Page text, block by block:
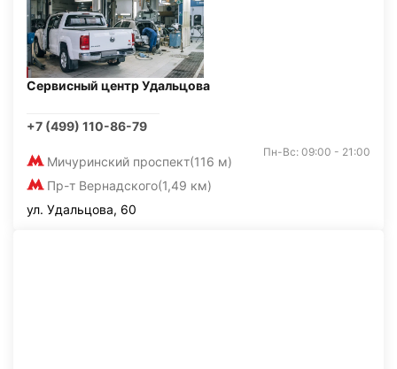
Сервисный центр Удальцова
+7 (499) 110-86-79
Мичуринский проспект(116 м)
Пр-т Вернадского(1,49 км)
Пн-Вс: 09:00 - 21:00
ул. Удальцова, 60